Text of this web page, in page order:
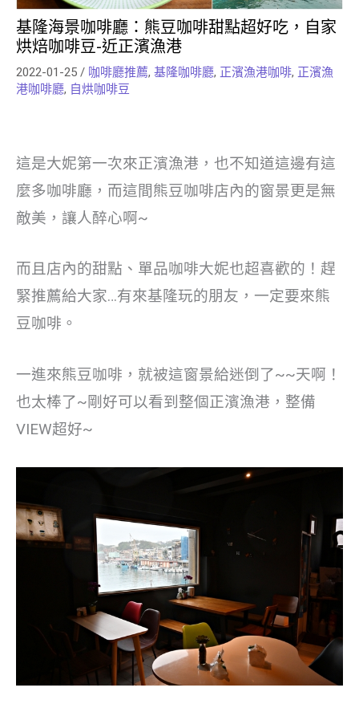
基隆海景咖啡廳：熊豆咖啡甜點超好吃，自家
烘焙咖啡豆-近正濱漁港
2022-01-25 / 咖啡廳推薦, 基隆咖啡廳, 正濱漁港咖啡, 正濱漁
港咖啡廳, 自烘咖啡豆
這是大妮第一次來正濱漁港，也不知道這邊有這
麼多咖啡廳，而這間熊豆咖啡店內的窗景更是無
敵美，讓人醉心啊~
而且店內的甜點、單品咖啡大妮也超喜歡的！趕
緊推薦給大家…有來基隆玩的朋友，一定要來熊
豆咖啡。
一進來熊豆咖啡，就被這窗景給迷倒了~~天啊！
也太棒了~剛好可以看到整個正濱漁港，整備
VIEW超好~